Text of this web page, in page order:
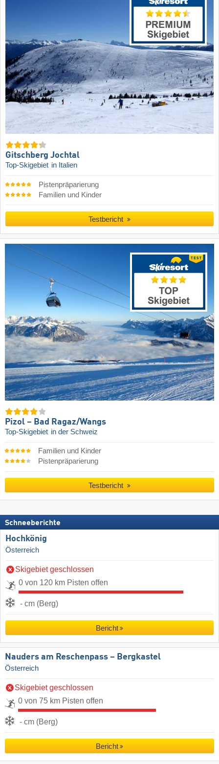
Gitschberg Jochtal
Top-Skigebiet in Italien
Pistenpräparierung
Familien und Kinder
Testbericht
Pizol – Bad Ragaz/​Wangs
Top-Skigebiet in der Schweiz
Familien und Kinder
Pistenpräparierung
Testbericht
Schneeberichte
Hochkönig
Österreich
Skigebiet geschlossen
0 von 120 km Pisten offen
- cm (Berg)
Bericht
Nauders am Reschenpass – Bergkastel
Österreich
Skigebiet geschlossen
0 von 75 km Pisten offen
- cm (Berg)
Bericht